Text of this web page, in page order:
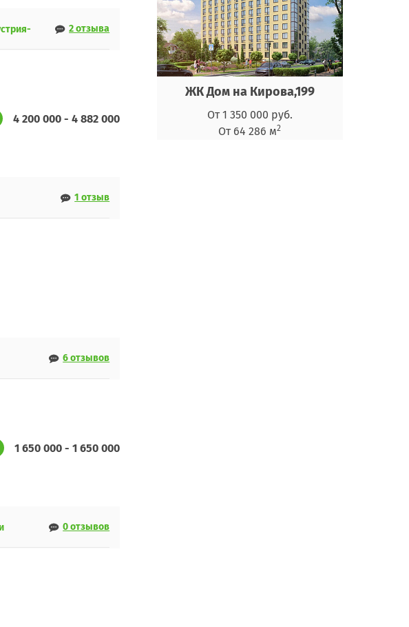
2 отзыва
4 200 000 - 4 882 000
1 отзыв
6 отзывов
1 650 000 - 1 650 000
0 отзывов
ЖК Дом на Кирова,199
От 1 350 000 руб.
От 64 286 м2